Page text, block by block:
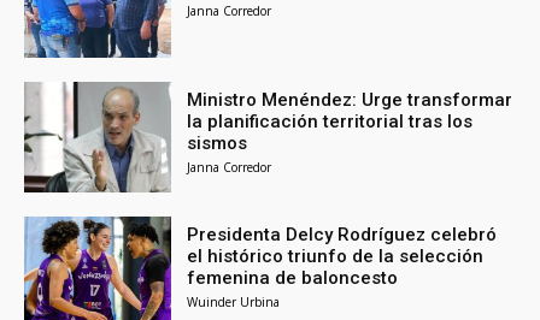
Janna Corredor
Ministro Menéndez: Urge transformar
la planificación territorial tras los
sismos
Janna Corredor
Presidenta Delcy Rodríguez celebró
el histórico triunfo de la selección
femenina de baloncesto
Wuinder Urbina